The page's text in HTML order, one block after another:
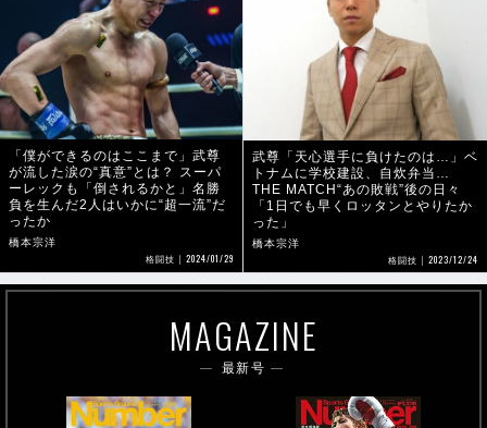
「僕ができるのはここまで」武尊
が流した涙の“真意”とは？ スーパ
ーレックも「倒されるかと」名勝
負を生んだ2人はいかに“超一流”だ
ったか
橋本宗洋
格闘技 2024/01/29
武尊「天心選手に負けたのは…」ベ
トナムに学校建設、自炊弁当…
THE MATCH“あの敗戦”後の日々
「1日でも早くロッタンとやりたか
った」
橋本宗洋
格闘技 2023/12/24
MAGAZINE
最新号